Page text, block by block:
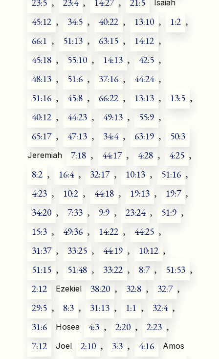
Isaiah
45:12 , 34:5 , 40:22 , 13:10 , 1:2 ,
66:1 , 51:13 , 63:15 , 14:12 ,
45:18 , 55:10 , 14:13 , 42:5 ,
48:13 , 51:6 , 37:16 , 44:24 ,
51:16 , 45:8 , 66:22 , 13:13 , 13:5 ,
40:12 , 44:23 , 49:13 , 55:9 ,
65:17 , 47:13 , 34:4 , 63:19 , 50:3
Jeremiah 7:18 , 44:17 , 4:28 , 4:25 ,
8:2 , 16:4 , 32:17 , 10:13 , 51:16 ,
4:23 , 10:2 , 44:18 , 19:13 , 19:7 ,
34:20 , 7:33 , 9:9 , 23:24 , 51:9 ,
15:3 , 49:36 , 14:22 , 44:25 ,
31:37 , 33:25 , 44:19 , 10:12 ,
51:15 , 51:48 , 33:22 , 8:7 , 51:53 ,
2:12
Ezekiel 38:20 , 32:8 , 32:7 ,
29:5 , 8:3 , 31:13 , 1:1 , 32:4 ,
31:6
Hosea 4:3 , 2:20 , 2:23 ,
7:12
Joel 2:10 , 3:3 , 4:16 Amos